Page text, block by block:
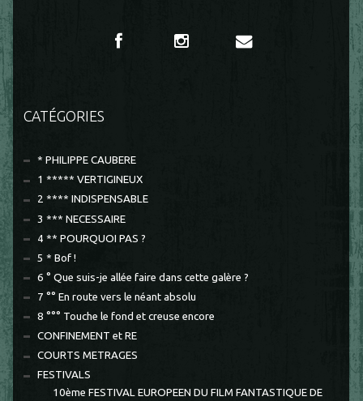
CATÉGORIES
* PHILIPPE CAUBERE
1 ***** VERTIGINEUX
2 **** INDISPENSABLE
3 *** NECESSAIRE
4 ** POURQUOI PAS ?
5 * Bof !
6 ° Que suis-je allée faire dans cette galère ?
7 °° En route vers le néant absolu
8 °°° Touche le fond et creuse encore
CONFINEMENT et RE
COURTS METRAGES
FESTIVALS
10ème FESTIVAL EUROPEEN DU FILM FANTASTIQUE DE